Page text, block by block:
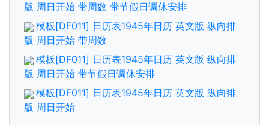
版 周日开始 带周数 带节假日调休安排
模板[DF011] 日历表1945年日历 英文版 纵向排
版 周日开始 带周数
模板[DF011] 日历表1945年日历 英文版 纵向排
版 周日开始 带节假日调休安排
模板[DF011] 日历表1945年日历 英文版 纵向排
版 周日开始